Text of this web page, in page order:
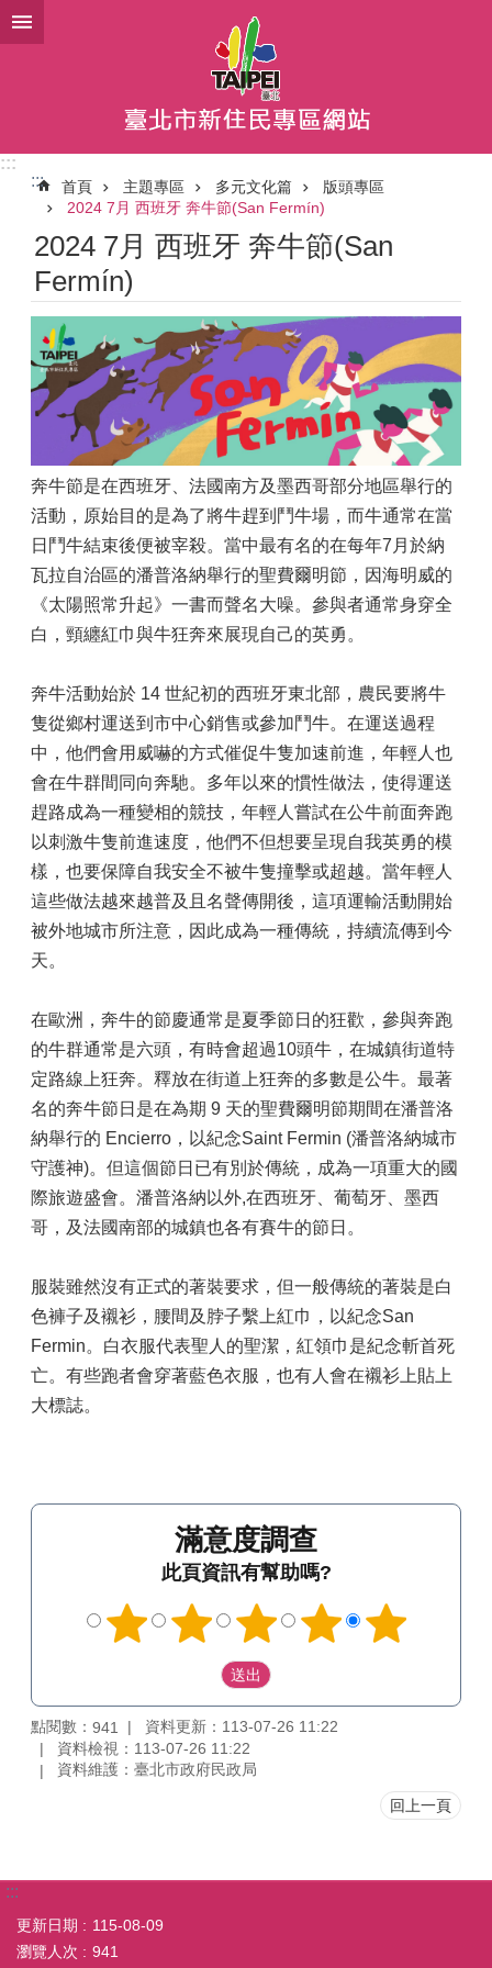
跳到主要內容區塊
:::
:::
首頁 主題專區 多元文化篇
版頭專區
2024 7月 西班牙 奔牛節(San Fermín)
2024 7月 西班牙 奔牛節(San
Fermín)
奔牛節是在西班牙、法國南方及墨西哥部分地區舉行的
活動，原始目的是為了將牛趕到鬥牛場，而牛通常在當
日鬥牛結束後便被宰殺。當中最有名的在每年7月於納
瓦拉自治區的潘普洛納舉行的聖費爾明節，因海明威的
《太陽照常升起》一書而聲名大噪。參與者通常身穿全
白，頸纏紅巾與牛狂奔來展現自己的英勇。
奔牛活動始於 14 世紀初的西班牙東北部，農民要將牛
隻從鄉村運送到市中心銷售或參加鬥牛。在運送過程
中，他們會用威嚇的方式催促牛隻加速前進，年輕人也
會在牛群間同向奔馳。多年以來的慣性做法，使得運送
趕路成為一種變相的競技，年輕人嘗試在公牛前面奔跑
以刺激牛隻前進速度，他們不但想要呈現自我英勇的模
樣，也要保障自我安全不被牛隻撞擊或超越。當年輕人
這些做法越來越普及且名聲傳開後，這項運輸活動開始
被外地城市所注意，因此成為一種傳統，持續流傳到今
天。
在歐洲，奔牛的節慶通常是夏季節日的狂歡，參與奔跑
的牛群通常是六頭，有時會超過10頭牛，在城鎮街道特
定路線上狂奔。釋放在街道上狂奔的多數是公牛。最著
名的奔牛節日是在為期 9 天的聖費爾明節期間在潘普洛
納舉行的 Encierro，以紀念Saint Fermin (潘普洛納城市
守護神)。但這個節日已有別於傳統，成為一項重大的國
際旅遊盛會。潘普洛納以外,在西班牙、葡萄牙、墨西
哥，及法國南部的城鎮也各有賽牛的節日。
服裝雖然沒有正式的著裝要求，但一般傳統的著裝是白
色褲子及襯衫，腰間及脖子繫上紅巾，以紀念San
Fermin。白衣服代表聖人的聖潔，紅領巾是紀念斬首死
亡。有些跑者會穿著藍色衣服，也有人會在襯衫上貼上
大標誌。
滿意度調查
此頁資訊有幫助嗎?
點閱數： 941
資料更新：113-07-26 11:22
資料檢視：113-07-26 11:22
資料維護：臺北市政府民政局
回上一頁
:::
更新日期
115-08-09
瀏覽人次
941